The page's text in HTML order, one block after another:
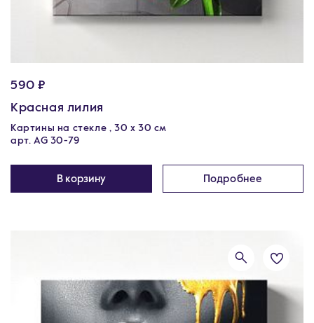
590 ₽
Красная лилия
Картины на стекле , 30 x 30 см
арт. AG 30-79
В корзину Подробнее